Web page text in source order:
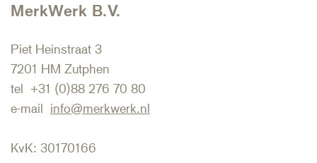
MerkWerk B.V.
Piet Heinstraat 3
7201 HM Zutphen
tel +31 (0)88 276 70 80
e-mail info@merkwerk.nl
KvK: 30170166